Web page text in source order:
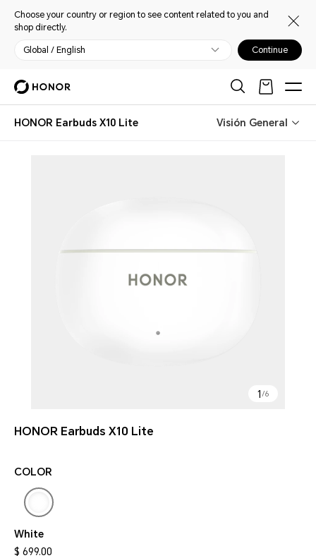
Choose your country or region to see content related to you and
shop directly.
Global / English Continue
HONOR Earbuds X10 Lite Visión General
1 /6
HONOR Earbuds X10 Lite
COLOR
White
$ 699.00